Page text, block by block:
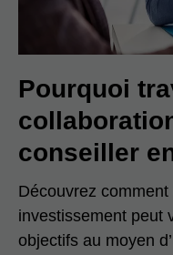
Pourquoi
conseiller
Découvrez
investissement peut
objectifs au moyen